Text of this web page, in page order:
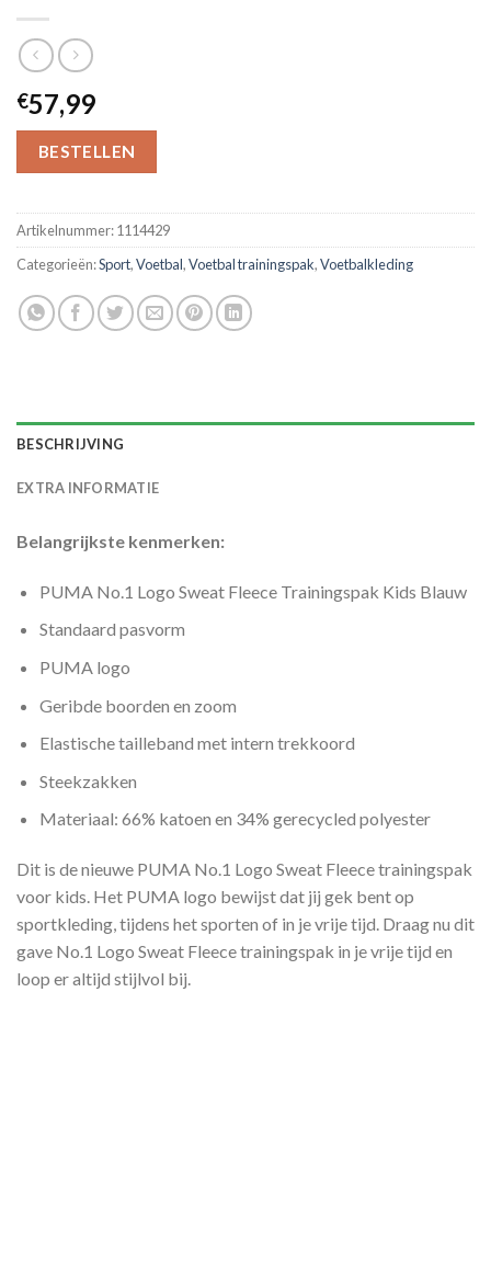
€57,99
BESTELLEN
Artikelnummer:1114429
Categorieën:Sport,Voetbal,Voetbal trainingspak,Voetbalkleding
BESCHRIJVING
EXTRA INFORMATIE
Belangrijkste kenmerken:
PUMA No.1 Logo Sweat Fleece Trainingspak Kids Blauw
Standaard pasvorm
PUMA logo
Geribde boorden en zoom
Elastische tailleband met intern trekkoord
Steekzakken
Materiaal: 66% katoen en 34% gerecycled polyester
Dit is de nieuwe PUMA No.1 Logo Sweat Fleece trainingspak
voor kids. Het PUMA logo bewijst dat jij gek bent op
sportkleding, tijdens het sporten of in je vrije tijd. Draag nu dit
gave No.1 Logo Sweat Fleece trainingspak in je vrije tijd en
loop er altijd stijlvol bij.